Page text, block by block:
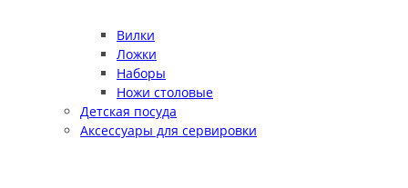
Вилки
Ложки
Наборы
Ножи столовые
Детская посуда
Аксессуары для сервировки